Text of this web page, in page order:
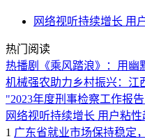
网络视听持续增长 用
热门阅读
热播剧《乘风踏浪》：用幽
机械强农助力乡村振兴：江
"2023年度刑事检察工作报
网络视听持续增长 用户粘
1 广东省就业市场保持稳定